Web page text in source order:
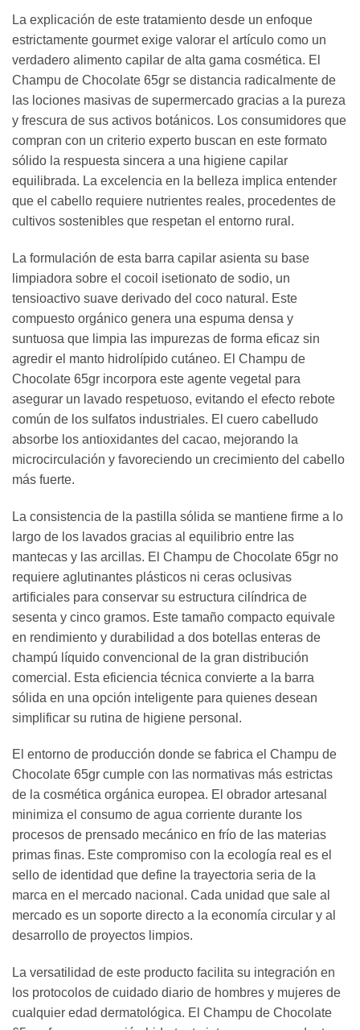
La explicación de este tratamiento desde un enfoque
estrictamente gourmet exige valorar el artículo como un
verdadero alimento capilar de alta gama cosmética. El
Champu de Chocolate 65gr se distancia radicalmente de
las lociones masivas de supermercado gracias a la pureza
y frescura de sus activos botánicos. Los consumidores que
compran con un criterio experto buscan en este formato
sólido la respuesta sincera a una higiene capilar
equilibrada. La excelencia en la belleza implica entender
que el cabello requiere nutrientes reales, procedentes de
cultivos sostenibles que respetan el entorno rural.
La formulación de esta barra capilar asienta su base
limpiadora sobre el cocoil isetionato de sodio, un
tensioactivo suave derivado del coco natural. Este
compuesto orgánico genera una espuma densa y
suntuosa que limpia las impurezas de forma eficaz sin
agredir el manto hidrolípido cutáneo. El Champu de
Chocolate 65gr incorpora este agente vegetal para
asegurar un lavado respetuoso, evitando el efecto rebote
común de los sulfatos industriales. El cuero cabelludo
absorbe los antioxidantes del cacao, mejorando la
microcirculación y favoreciendo un crecimiento del cabello
más fuerte.
La consistencia de la pastilla sólida se mantiene firme a lo
largo de los lavados gracias al equilibrio entre las
mantecas y las arcillas. El Champu de Chocolate 65gr no
requiere aglutinantes plásticos ni ceras oclusivas
artificiales para conservar su estructura cilíndrica de
sesenta y cinco gramos. Este tamaño compacto equivale
en rendimiento y durabilidad a dos botellas enteras de
champú líquido convencional de la gran distribución
comercial. Esta eficiencia técnica convierte a la barra
sólida en una opción inteligente para quienes desean
simplificar su rutina de higiene personal.
El entorno de producción donde se fabrica el Champu de
Chocolate 65gr cumple con las normativas más estrictas
de la cosmética orgánica europea. El obrador artesanal
minimiza el consumo de agua corriente durante los
procesos de prensado mecánico en frío de las materias
primas finas. Este compromiso con la ecología real es el
sello de identidad que define la trayectoria seria de la
marca en el mercado nacional. Cada unidad que sale al
mercado es un soporte directo a la economía circular y al
desarrollo de proyectos limpios.
La versatilidad de este producto facilita su integración en
los protocolos de cuidado diario de hombres y mujeres de
cualquier edad dermatológica. El Champu de Chocolate